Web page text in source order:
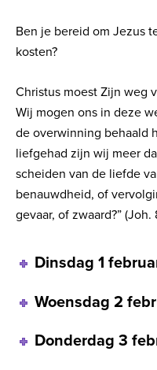
Ben je bereid om Jezus
kosten?
Christus moest Zijn weg
Wij mogen ons in deze
de overwinning behaald
liefgehad zijn wij meer
scheiden van de liefde
benauwdheid, of
gevaar, of zwaard?” (Joh.
Dinsdag 1
Woensdag 2
Donderdag 3